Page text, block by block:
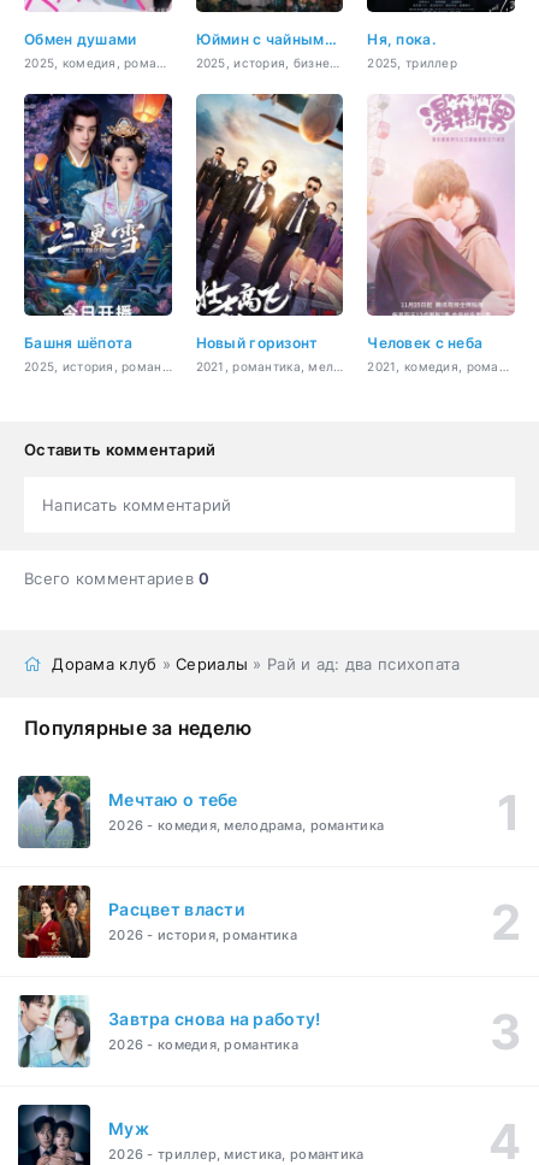
Обмен душами Юймин с чайными стеблями Ня, пока.
2025, триллер
Башня шёпота Новый горизонт Человек с неба
Оставить комментарий
Написать комментарий
Всего комментариев0
Дорама клуб »Сериалы » Рай и ад: два психопата
Популярные за неделю
Мечтаю о тебе
2026 - комедия, мелодрама, романтика
Расцвет власти
2026 - история, романтика
Завтра снова на работу!
2026 - комедия, романтика
Муж
2026 - триллер, мистика, романтика